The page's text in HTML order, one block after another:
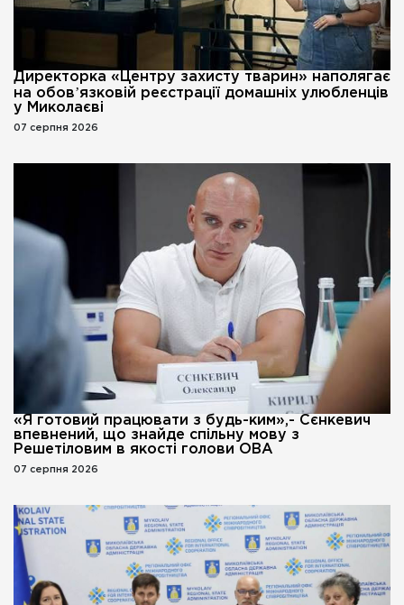
Директорка «Центру захисту тварин» наполягає
на обовʼязковій реєстрації домашніх улюбленців
у Миколаєві
07 серпня 2026
«Я готовий працювати з будь-ким»,- Сєнкевич
впевнений, що знайде спільну мову з
Решетіловим в якості голови ОВА
07 серпня 2026